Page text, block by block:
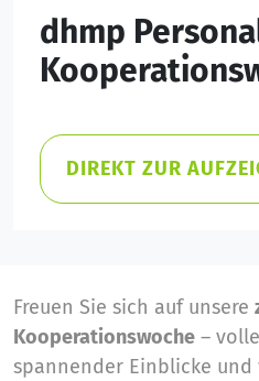
dhmp
DIREKT ZUR
Freuen Sie sich auf unsere
Kooperationswoche –
spannender Einblicke